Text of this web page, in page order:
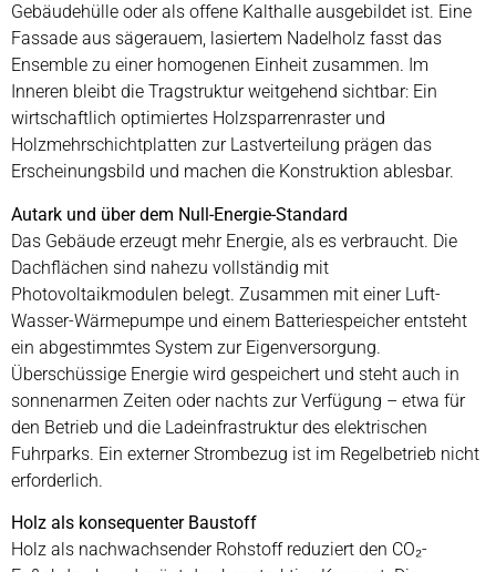
Gebäudehülle oder als offene Kalthalle ausgebildet ist. Eine
Fassade aus sägerauem, lasiertem Nadelholz fasst das
Ensemble zu einer homogenen Einheit zusammen. Im
Inneren bleibt die Tragstruktur weitgehend sichtbar: Ein
wirtschaftlich optimiertes Holzsparrenraster und
Holzmehrschichtplatten zur Lastverteilung prägen das
Erscheinungsbild und machen die Konstruktion ablesbar.
Autark und über dem Null-Energie-Standard
Das Gebäude erzeugt mehr Energie, als es verbraucht. Die
Dachflächen sind nahezu vollständig mit
Photovoltaikmodulen belegt. Zusammen mit einer Luft-
Wasser-Wärmepumpe und einem Batteriespeicher entsteht
ein abgestimmtes System zur Eigenversorgung.
Überschüssige Energie wird gespeichert und steht auch in
sonnenarmen Zeiten oder nachts zur Verfügung – etwa für
den Betrieb und die Ladeinfrastruktur des elektrischen
Fuhrparks. Ein externer Strombezug ist im Regelbetrieb nicht
erforderlich.
Holz als konsequenter Baustoff
Holz als nachwachsender Rohstoff reduziert den CO₂-